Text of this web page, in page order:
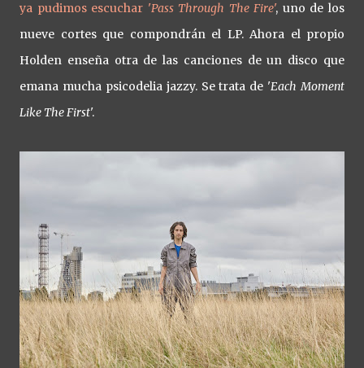
ya pudimos escuchar 'Pass Through The Fire', uno de los
nueve cortes que compondrán el LP. Ahora el propio
Holden enseña otra de las canciones de un disco que
emana mucha psicodelia jazzy. Se trata de 'Each Moment
Like The First'.